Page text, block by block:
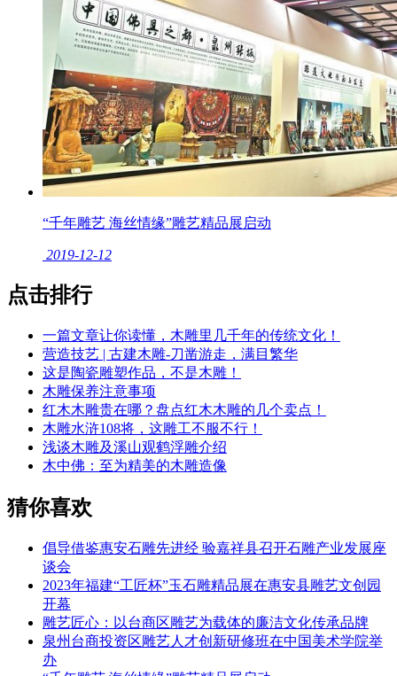
“千年雕艺 海丝情缘”雕艺精品展启动
2019-12-12
点击排行
一篇文章让你读懂，木雕里几千年的传统文化！
营造技艺 | 古建木雕-刀凿游走，满目繁华
这是陶瓷雕塑作品，不是木雕！
木雕保养注意事项
红木木雕贵在哪？盘点红木木雕的几个卖点！
木雕水浒108将，这雕工不服不行！
浅谈木雕及溪山观鹤浮雕介绍
木中佛：至为精美的木雕造像
猜你喜欢
倡导借鉴惠安石雕先进经 验嘉祥县召开石雕产业发展座
谈会
2023年福建“工匠杯”玉石雕精品展在惠安县雕艺文创园
开幕
雕艺匠心：以台商区雕艺为载体的廉洁文化传承品牌
泉州台商投资区雕艺人才创新研修班在中国美术学院举
办